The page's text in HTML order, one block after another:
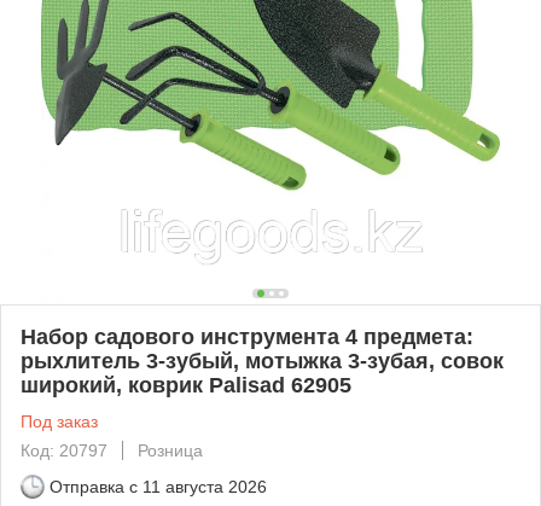
Набор садового инструмента 4 предмета:
рыхлитель 3-зубый, мотыжка 3-зубая, совок
широкий, коврик Palisad 62905
Под заказ
Код: 20797
Розница
Отправка с 11 августа 2026